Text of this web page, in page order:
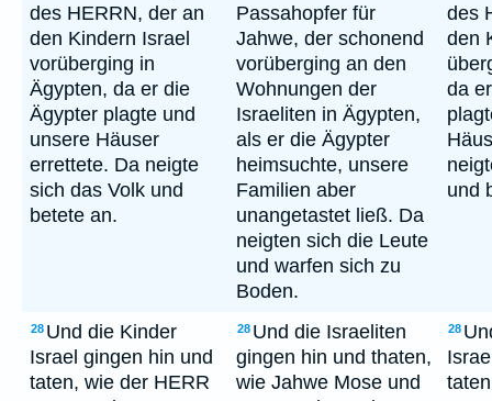
des HERRN, der an
den Kindern Israel
vorüberging in
Ägypten, da er die
Ägypter plagte und
unsere Häuser
errettete. Da neigte
sich das Volk und
betete an.
Passahopfer für
Jahwe, der schonend
vorüberging an den
Wohnungen der
Israeliten in Ägypten,
als er die Ägypter
heimsuchte, unsere
Familien aber
unangetastet ließ. Da
neigten sich die Leute
und warfen sich zu
Boden.
des
den
da
und
28 Und die Kinder
Israel gingen hin und
taten, wie der HERR
28 Und die Israeliten
gingen hin und thaten,
wie Jahwe Mose und
28